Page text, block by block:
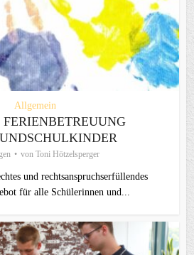
Allgemein
von Toni Hötzelsperger
und rechtsanspruchserfüllendes
für alle Schülerinnen und...